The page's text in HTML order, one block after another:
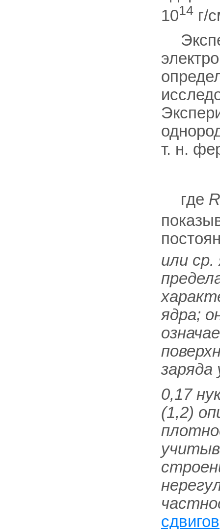
1014 г/
т. н.
где R
или ср.
ядра;
заряда
0,17
(1,2)
сдвигов